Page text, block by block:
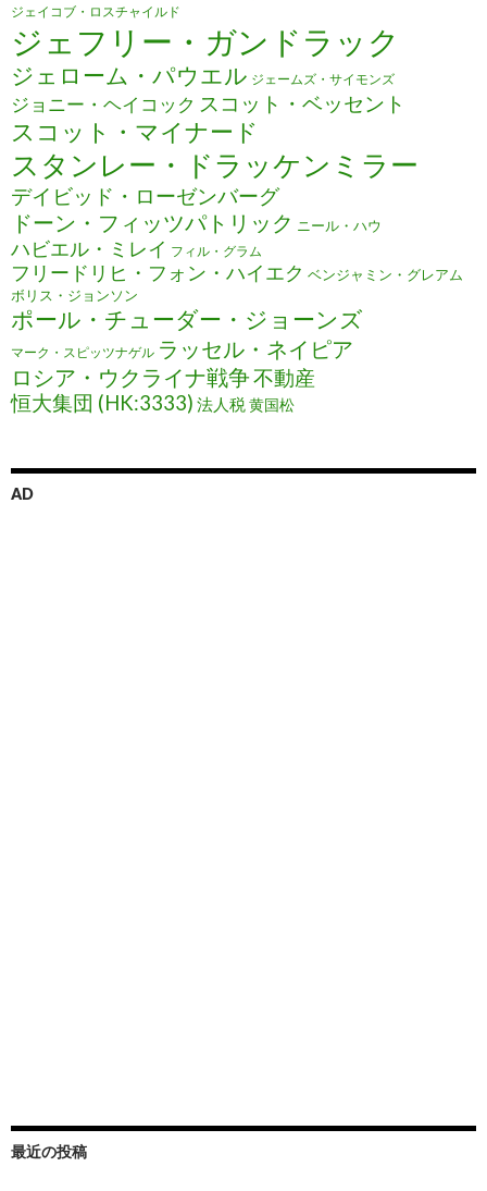
ジェイコブ・ロスチャイルド
ジェフリー・ガンドラック
ジェローム・パウエル ジェームズ・サイモンズ
ジョニー・ヘイコック スコット・ベッセント
スコット・マイナード
スタンレー・ドラッケンミラー
デイビッド・ローゼンバーグ
ドーン・フィッツパトリック ニール・ハウ
ハビエル・ミレイ フィル・グラム
フリードリヒ・フォン・ハイエク ベンジャミン・グレアム
ボリス・ジョンソン
ポール・チューダー・ジョーンズ
マーク・スピッツナゲル ラッセル・ネイピア
ロシア・ウクライナ戦争不動産
恒大集団 (HK:3333) 法人税黄国松
AD
最近の投稿